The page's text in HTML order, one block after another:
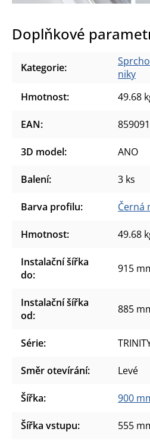
Doplňkové
Kategorie:
niky
Hmotnost: 49.68
EAN:
3D model: ANO
Balení: 3 ks
Barva profilu: Černá
Hmotnost: 49.68
Instalační šířka
do: 915
Instalační šířka
od: 885
Série:
Směr otevírání: Levé
Šířka: 900
Šířka vstupu: 555